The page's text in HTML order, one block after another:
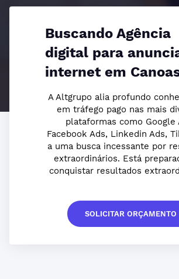
Buscando Agência
digital para
internet em
A Altgrupo alia profundo
em tráfego pago nas mais
plataformas como Google
Facebook Ads, Linkedin Ads,
a uma busca incessante por
extraordinários. Está
conquistar resultados
SOLICITAR ORÇAMENTO